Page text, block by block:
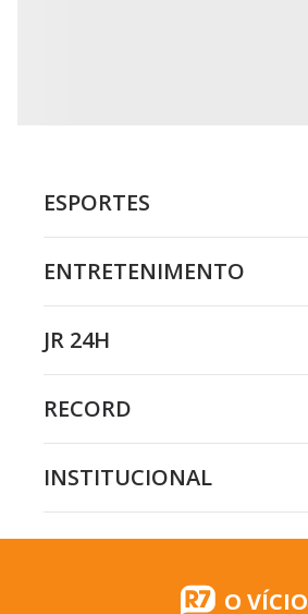
ESPORTES
ENTRETENIMENTO
JR 24H
RECORD
INSTITUCIONAL
O VÍCIO